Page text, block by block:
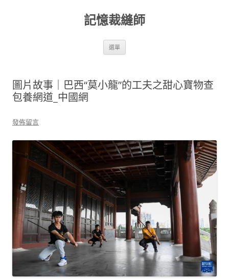
記憶裁縫師
選單
圖片故事｜巴西“莫小龍”的工夫之甜心寶物查
包養網道_中國網
發佈留言